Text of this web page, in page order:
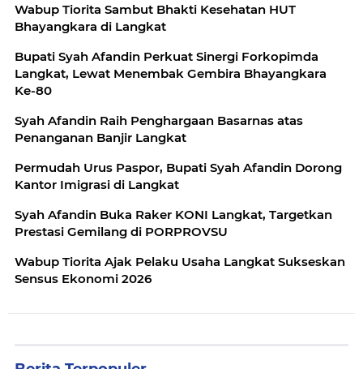
Wabup Tiorita Sambut Bhakti Kesehatan HUT
Bhayangkara di Langkat
Bupati Syah Afandin Perkuat Sinergi Forkopimda
Langkat, Lewat Menembak Gembira Bhayangkara
Ke-80
Syah Afandin Raih Penghargaan Basarnas atas
Penanganan Banjir Langkat
Permudah Urus Paspor, Bupati Syah Afandin Dorong
Kantor Imigrasi di Langkat
Syah Afandin Buka Raker KONI Langkat, Targetkan
Prestasi Gemilang di PORPROVSU
Wabup Tiorita Ajak Pelaku Usaha Langkat Sukseskan
Sensus Ekonomi 2026